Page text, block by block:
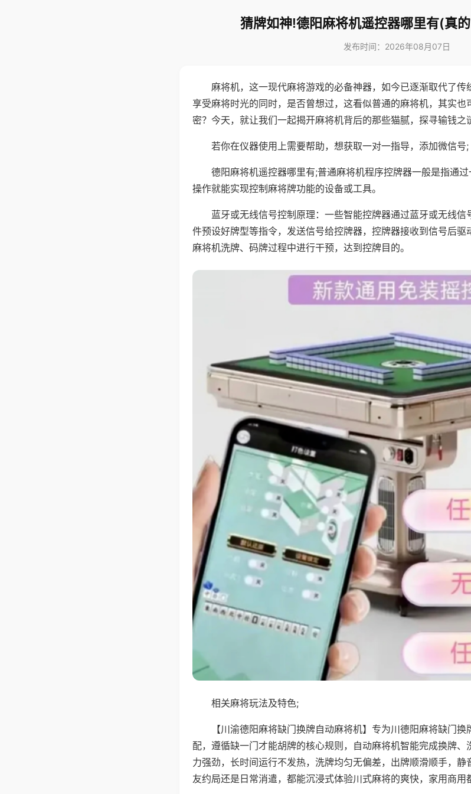
猜牌如神!德阳麻将机遥控器哪里有(真
发布时间：2026年08月07日
麻将机，这一现代麻将游戏的必备神器，如今已逐渐取代了
享受麻将时光的同时，是否曾想过，这看似普通的麻将机，其实
密？今天，就让我们一起揭开麻将机背后的那些猫腻，探寻输钱之
若你在仪器使用上需要帮助，想获取一对一指导，添加微信号;
德阳麻将机遥控器哪里有;普通麻将机程序控牌器一般是指通
操作就能实现控制麻将牌功能的设备或工具。
蓝牙或无线信号控制原理：一些智能控牌器通过蓝牙或无线
件预设好牌型等指令，发送信号给控牌器，控牌器接收到信号后驱
麻将机洗牌、码牌过程中进行干预，达到控牌目的。
相关麻将玩法及特色;
【川渝德阳麻将缺门换牌自动麻将机】专为川德阳麻将缺门
配，遵循缺一门才能胡牌的核心规则，自动麻将机智能完成换牌
力强劲，长时间运行不发热，洗牌均匀无偏差，出牌顺滑顺手，
友约局还是日常消遣，都能沉浸式体验川式麻将的爽快，家用商用